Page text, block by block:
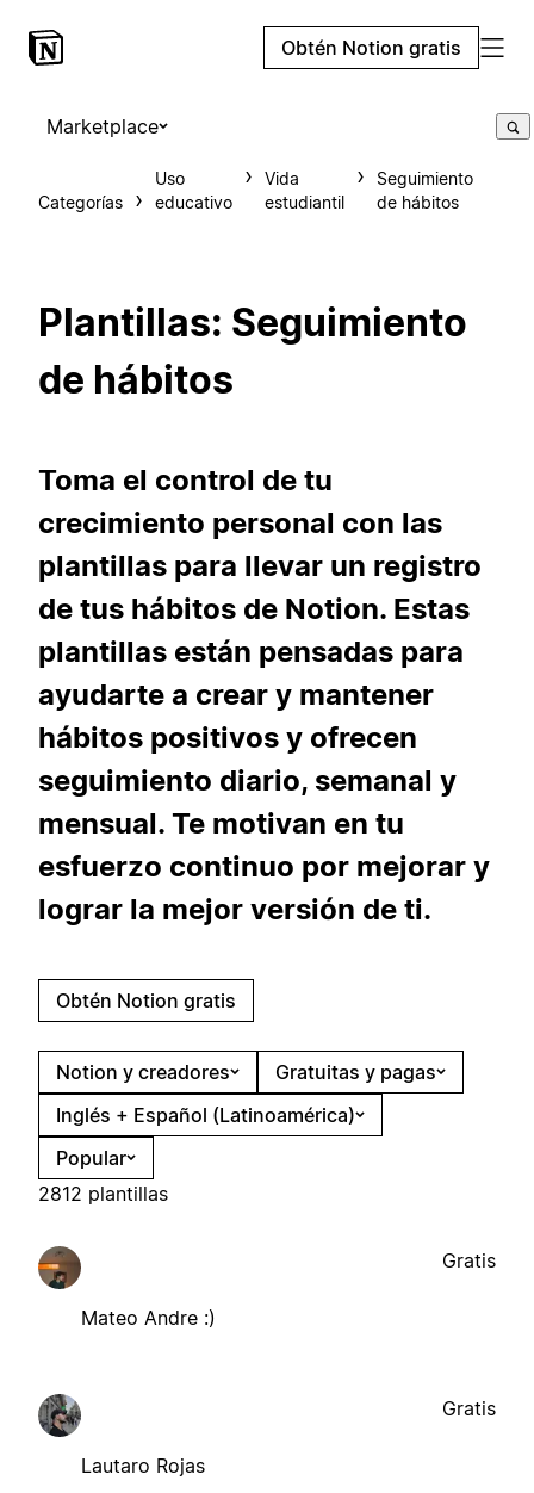
Obtén Notion gratis
Marketplace
Categorías
Uso
educativo
Vida
estudiantil
Seguimiento
de hábitos
Plantillas: Seguimiento
de hábitos
Toma el control de tu
crecimiento personal con las
plantillas para llevar un registro
de tus hábitos de Notion. Estas
plantillas están pensadas para
ayudarte a crear y mantener
hábitos positivos y ofrecen
seguimiento diario, semanal y
mensual. Te motivan en tu
esfuerzo continuo por mejorar y
lograr la mejor versión de ti.
Obtén Notion gratis
Notion y creadores
Gratuitas y pagas
Inglés + Español (Latinoamérica)
Popular
2812 plantillas
Mateo Andre :)
Gratis
Lautaro Rojas
Gratis